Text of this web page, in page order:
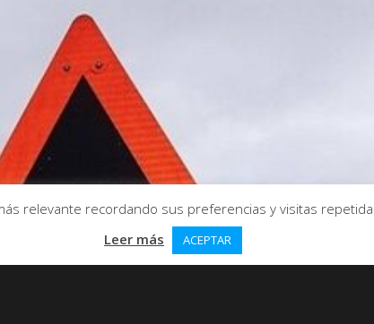
relevante recordando sus preferencias y visitas
Leer más
ACEPTAR